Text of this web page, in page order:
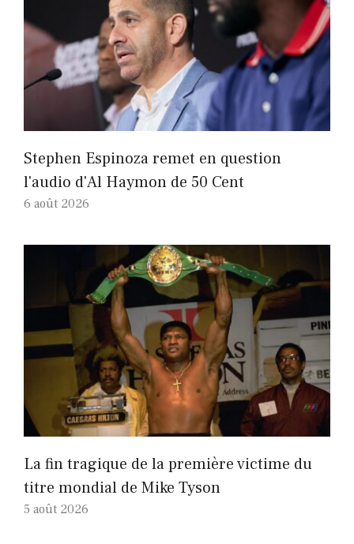
Stephen Espinoza remet en question
l'audio d'Al Haymon de 50 Cent
6 août 2026
La fin tragique de la première victime du
titre mondial de Mike Tyson
5 août 2026